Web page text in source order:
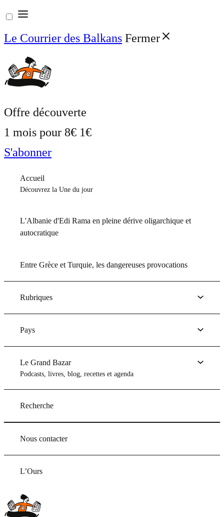
Aller
au
contenu
Le Courrier des Balkans Fermer
Offre découverte
1 mois pour 8€ 1€
S'abonner
Accueil
Découvrez la Une du jour
L'Albanie d'Edi Rama en pleine dérive oligarchique et
autocratique
Entre Grèce et Turquie, les dangereuses provocations
Rubriques
Pays
Le Grand Bazar
Podcasts, livres, blog, recettes et agenda
Recherche
Nous contacter
L’Ours